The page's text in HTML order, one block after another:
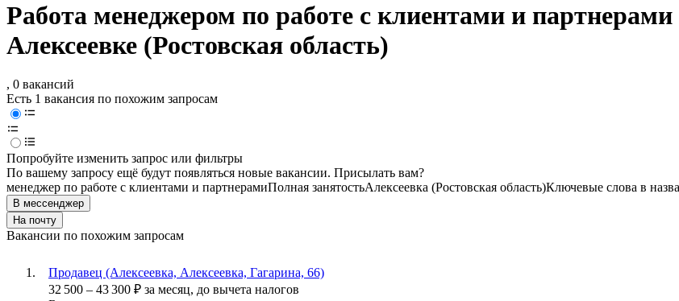
Работа менеджером по работе с клиентами и
Алексеевке (Ростовская область)
, 0 вакансий
Есть 1 вакансия по похожим запросам
Попробуйте изменить запрос или фильтры
По вашему запросу ещё будут появляться новые вакансии. Присылать вам?
менеджер по работе с клиентами и партнерамиПолная занятостьАлексеевка (Ростовская область)Ключевые слова в
В мессенджер
На почту
Вакансии по похожим запросам
Продавец (Алексеевка, Алексеевка, Гагарина, 66)
32 500 – 43 300 ₽ за месяц, до вычета налогов